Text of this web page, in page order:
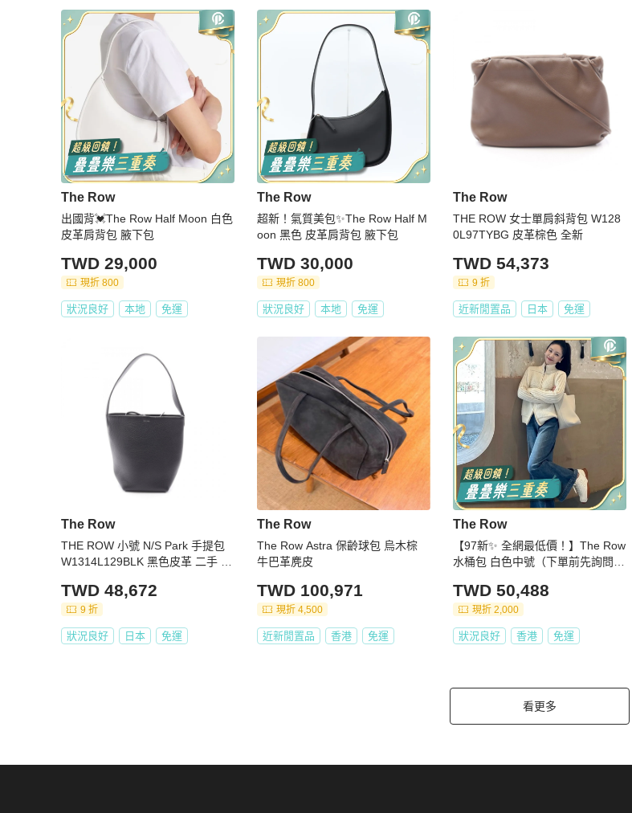
The Row
出國背💓The Row Half Moon 白色
皮革肩背包 腋下包
TWD 29,000
現折 800
狀況良好 本地 免運
The Row
超新！氣質美包✨The Row Half M
oon 黑色 皮革肩背包 腋下包
TWD 30,000
現折 800
狀況良好 本地 免運
The Row
THE ROW 女士單肩斜背包 W128
0L97TYBG 皮革棕色 全新
TWD 54,373
9 折
近新閒置品 日本 免運
The Row
THE ROW 小號 N/S Park 手提包
W1314L129BLK 黑色皮革 二手 女
TWD 48,672
9 折
狀況良好 日本 免運
The Row
The Row Astra 保齡球包 烏木棕
牛巴革麂皮
TWD 100,971
現折 4,500
近新閒置品 香港 免運
The Row
【97新✨ 全網最低價！】The Row
水桶包 白色中號（下單前先詢問庫
TWD 50,488
現折 2,000
狀況良好 香港 免運
看更多